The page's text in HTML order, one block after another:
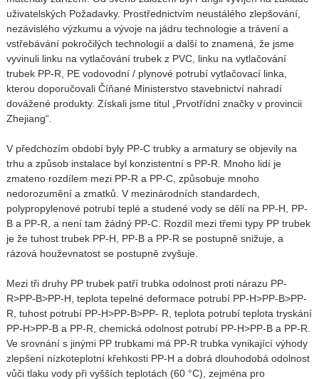
uživatelských Požadavky. Prostřednictvím neustálého zlepšování,
nezávislého výzkumu a vývoje na jádru technologie a trávení a
vstřebávání pokročilých technologií a další to znamená, že jsme
vyvinuli linku na vytlačování trubek z PVC, linku na vytlačování
trubek PP-R, PE vodovodní / plynové potrubí vytlačovací linka,
kterou doporučovali Číňané Ministerstvo stavebnictví nahradí
dovážené produkty. Získali jsme titul „Prvotřídní značky v provincii
Zhejiang“.
V předchozím období byly PP-C trubky a armatury se objevily na
trhu a způsob instalace byl konzistentní s PP-R. Mnoho lidí je
zmateno rozdílem mezi PP-R a PP-C, způsobuje mnoho
nedorozumění a zmatků. V mezinárodních standardech,
polypropylenové potrubí teplé a studené vody se dělí na PP-H, PP-
B a PP-R, a není tam žádný PP-C. Rozdíl mezi třemi typy PP trubek
je že tuhost trubek PP-H, PP-B a PP-R se postupně snižuje, a
rázová houževnatost se postupně zvyšuje.
Mezi tři druhy PP trubek patří trubka odolnost proti nárazu PP-
R>PP-B>PP-H, teplota tepelné deformace potrubí PP-H>PP-B>PP-
R, tuhost potrubí PP-H>PP-B>PP- R, teplota potrubí teplota tryskání
PP-H>PP-B a PP-R, chemická odolnost potrubí PP-H>PP-B a PP-R.
Ve srovnání s jinými PP trubkami má PP-R trubka vynikající výhody
zlepšení nízkoteplotní křehkosti PP-H a dobrá dlouhodobá odolnost
vůči tlaku vody při vyšších teplotách (60 °C), zejména pro